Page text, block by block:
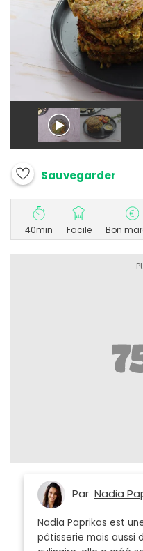
Sauvegarder
40min Facile Bon
Par Nadia
Nadia Paprikas est
pâtisserie mais aussi